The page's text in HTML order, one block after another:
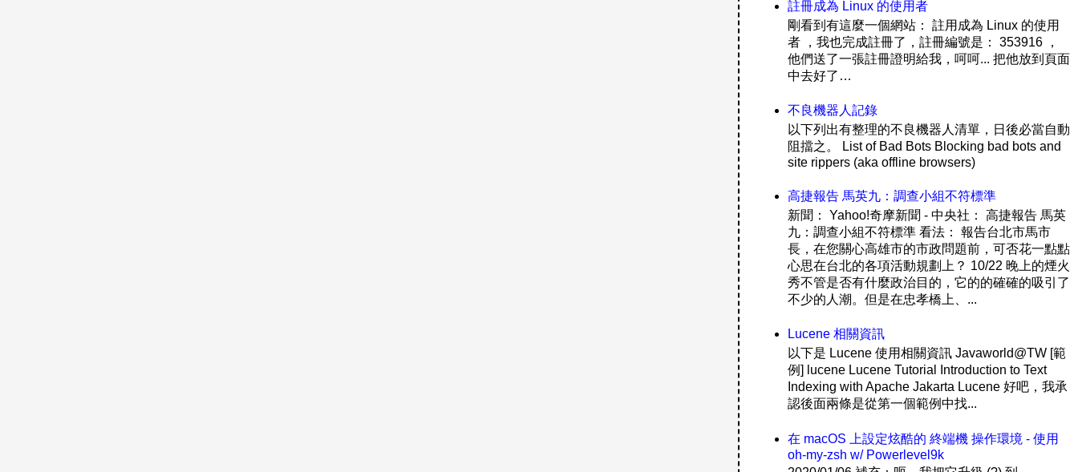
註冊成為 Linux 的使用者
剛看到有這麼一個網站： 註用成為 Linux 的使用
者 ，我也完成註冊了，註冊編號是： 353916 ，
他們送了一張註冊證明給我，呵呵... 把他放到頁面
中去好了…
不良機器人記錄
以下列出有整理的不良機器人清單，日後必當自動
阻擋之。 List of Bad Bots Blocking bad bots and
site rippers (aka offline browsers)
高捷報告 馬英九：調查小組不符標準
新聞： Yahoo!奇摩新聞 - 中央社： 高捷報告 馬英
九：調查小組不符標準 看法： 報告台北市馬市
長，在您關心高雄市的市政問題前，可否花一點點
心思在台北的各項活動規劃上？ 10/22 晚上的煙火
秀不管是否有什麼政治目的，它的的確確的吸引了
不少的人潮。但是在忠孝橋上、...
Lucene 相關資訊
以下是 Lucene 使用相關資訊 Javaworld@TW [範
例] lucene Lucene Tutorial Introduction to Text
Indexing with Apache Jakarta Lucene 好吧，我承
認後面兩條是從第一個範例中找...
在 macOS 上設定炫酷的 終端機 操作環境 - 使用
oh-my-zsh w/ Powerlevel9k